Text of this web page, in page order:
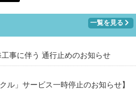
一覧を見る
事に伴う 通行止めのお知らせ
ル」サービス一時停止のお知らせ】